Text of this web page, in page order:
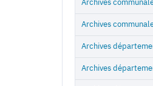
Archives
Archives
Archives
Archives